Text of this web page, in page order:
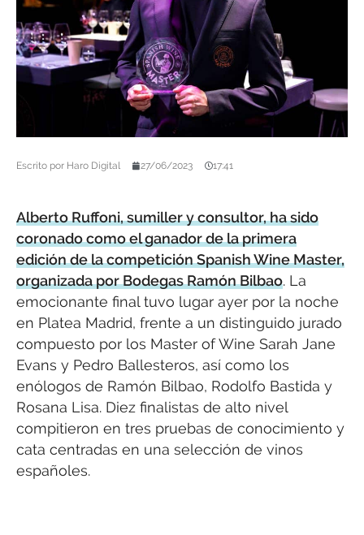
Escrito por Haro Digital 27/06/2023 17:41
Alberto Ruffoni, sumiller y consultor, ha sido
coronado como el ganador de la primera
edición de la competición Spanish Wine Master,
organizada por Bodegas Ramón Bilbao. La
emocionante final tuvo lugar ayer por la noche
en Platea Madrid, frente a un distinguido jurado
compuesto por los Master of Wine Sarah Jane
Evans y Pedro Ballesteros, así como los
enólogos de Ramón Bilbao, Rodolfo Bastida y
Rosana Lisa. Diez finalistas de alto nivel
compitieron en tres pruebas de conocimiento y
cata centradas en una selección de vinos
españoles.